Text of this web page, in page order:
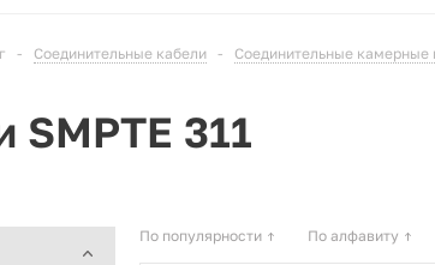
- Соединительные кабели - Соединительные камерные
SMPTE 311
По популярности По алфавиту